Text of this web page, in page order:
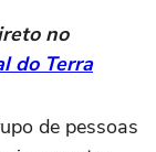
no
do Terra
de pessoas